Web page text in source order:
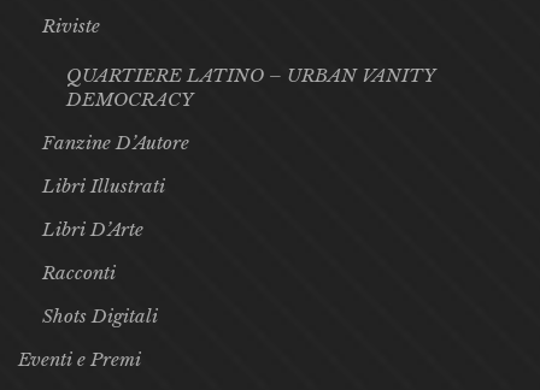
Riviste
QUARTIERE LATINO – URBAN VANITY
DEMOCRACY
Fanzine D’Autore
Libri Illustrati
Libri D’Arte
Racconti
Shots Digitali
Eventi e Premi